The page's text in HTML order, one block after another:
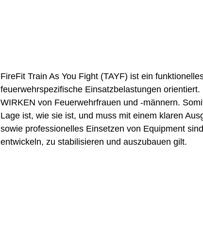
FireFit Train As You Fight (TAYF) ist ein
feuerwehrspezifische Einsatzbelastungen
WIRKEN von Feuerwehrfrauen und -männern.
Lage ist, wie sie ist, und muss mit einem klaren
sowie professionelles Einsetzen von Equipment
entwickeln, zu stabilisieren und auszubauen gilt.